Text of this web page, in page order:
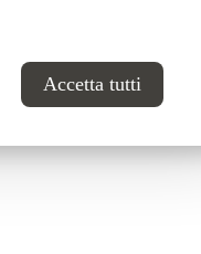
Accetta tutti